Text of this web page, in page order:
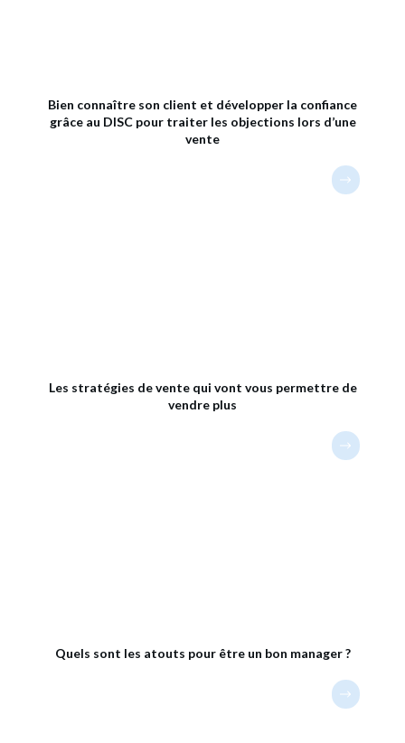
Bien connaître son client et développer la confiance
grâce au DISC pour traiter les objections lors d’une
vente
Les stratégies de vente qui vont vous permettre de
vendre plus
Quels sont les atouts pour être un bon manager ?